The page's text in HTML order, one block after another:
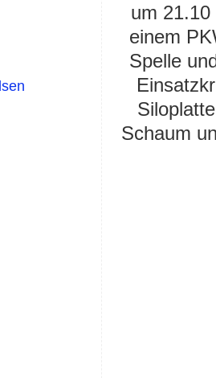
um
einem
Spelle
Schaum